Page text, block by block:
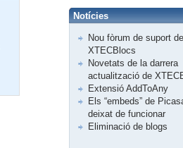
Notícies
Nou fòrum de suport de
XTECBlocs
Novetats de la darrera
actualització de
Extensió AddToAny
Els “embeds” de
deixat de funcionar
Eliminació de blogs